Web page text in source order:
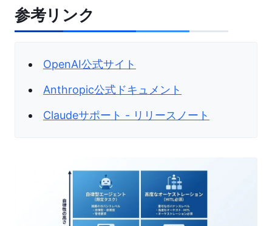
参考リンク
OpenAI公式サイト
Anthropic公式ドキュメント
Claudeサポート - リリースノート